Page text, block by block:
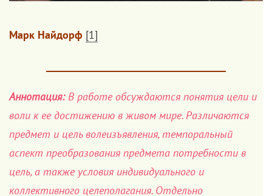
Марк Найдорф [1]
Аннотация:В работе обсуждаются понятия цели и
воли к ее достижению в живом мире. Различаются
предмет и цель волеизъявления, темпоральный
аспект преобразования предмета потребности в
цель, а также условия индивидуального и
коллективного целеполагания. Отдельно